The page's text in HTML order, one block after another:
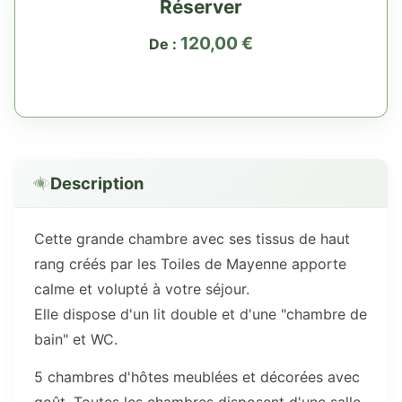
Réserver
De : 120,00€
Description
Cette grande chambre avec ses tissus de haut
rang créés par les Toiles de Mayenne apporte
calme et volupté à votre séjour.
Elle dispose d'un lit double et d'une "chambre de
bain" et WC.
5 chambres d'hôtes meublées et décorées avec